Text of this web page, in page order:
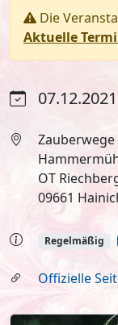
Die
Aktuelle
Zauberwege
OT
09661
Regelmäßig
Offizielle